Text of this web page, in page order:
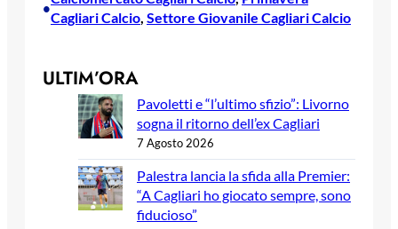
•
Cagliari Calcio, Settore Giovanile Cagliari Calcio
ULTIM’ORA
Pavoletti e “l’ultimo sfizio”: Livorno
sogna il ritorno dell’ex Cagliari
7 Agosto 2026
Palestra lancia la sfida alla Premier:
“A Cagliari ho giocato sempre, sono
fiducioso”